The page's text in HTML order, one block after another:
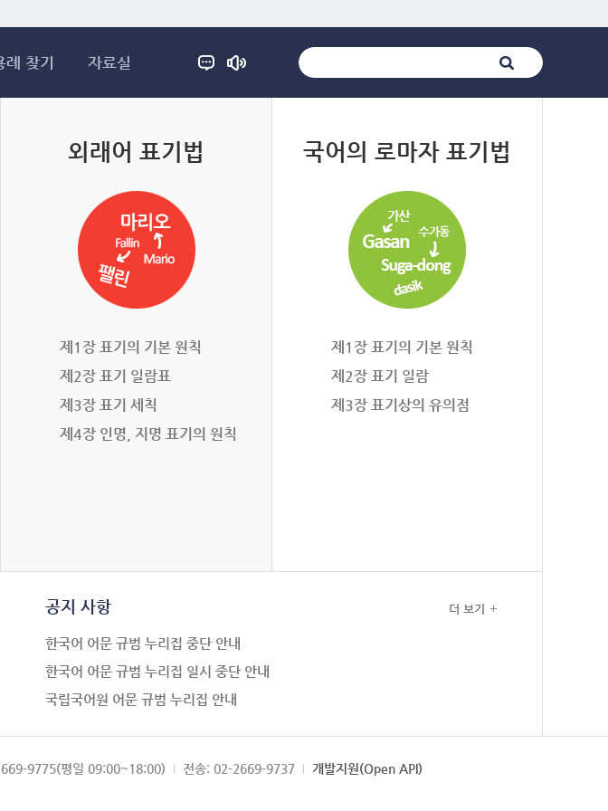
례 찾기 자료실
외래어 표기법
제1장 표기의 기본 원칙
제2장 표기 일람표
제3장 표기 세칙
제4장 인명, 지명 표기의 원칙
국어의 로마자 표기법
제1장 표기의 기본 원칙
제2장 표기 일람
제3장 표기상의 유의점
공지 사항
한국어 어문 규범 누리집 중단 안내
한국어 어문 규범 누리집 일시 중단 안내
국립국어원 어문 규범 누리집 안내
더 보기
9775(평일 09:00~18:00) 전송: 02-2669-9737 개발지원(Open API)